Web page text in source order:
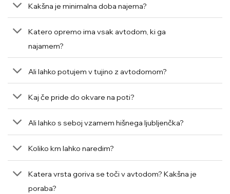
Kakšna je minimalna doba najema?
Katero opremo ima vsak avtodom, ki ga
najamem?
Ali lahko potujem v tujino z avtodomom?
Kaj če pride do okvare na poti?
Ali lahko s seboj vzamem hišnega ljubljenčka?
Koliko km lahko naredim?
Katera vrsta goriva se toči v avtodom? Kakšna je
poraba?